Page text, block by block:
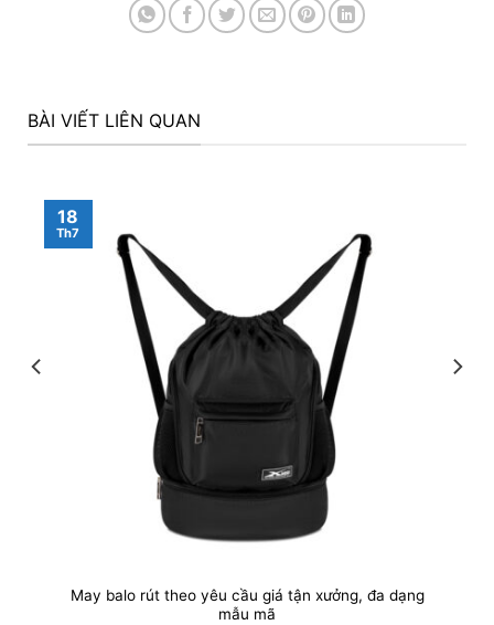
BÀI VIẾT LIÊN QUAN
May balo rút theo yêu cầu giá tận xưởng, đa dạng
mẫu mã
18
Th7